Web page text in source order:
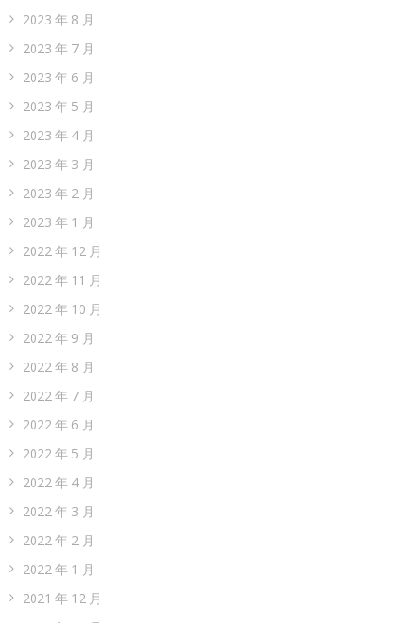
2023 年 8 月
2023 年 7 月
2023 年 6 月
2023 年 5 月
2023 年 4 月
2023 年 3 月
2023 年 2 月
2023 年 1 月
2022 年 12 月
2022 年 11 月
2022 年 10 月
2022 年 9 月
2022 年 8 月
2022 年 7 月
2022 年 6 月
2022 年 5 月
2022 年 4 月
2022 年 3 月
2022 年 2 月
2022 年 1 月
2021 年 12 月